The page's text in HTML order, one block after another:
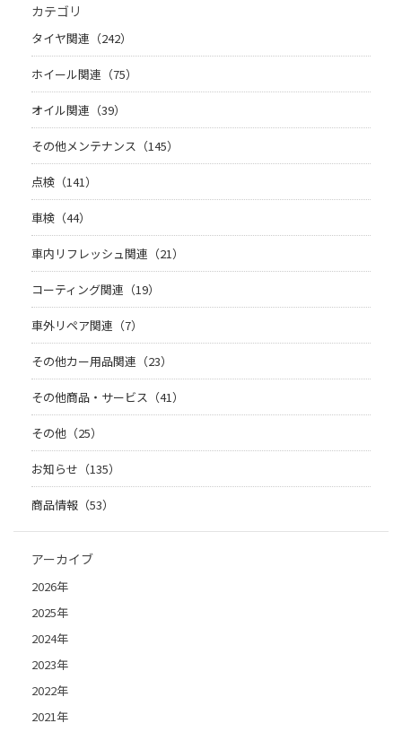
カテゴリ
タイヤ関連（242）
ホイール関連（75）
オイル関連（39）
その他メンテナンス（145）
点検（141）
車検（44）
車内リフレッシュ関連（21）
コーティング関連（19）
車外リペア関連（7）
その他カー用品関連（23）
その他商品・サービス（41）
その他（25）
お知らせ（135）
商品情報（53）
アーカイブ
2026年
2025年
2024年
2023年
2022年
2021年